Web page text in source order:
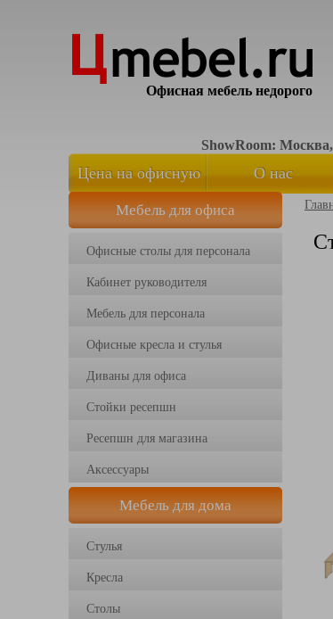
Офисная мебель недорого
ShowRoom:
Цена на офисную
мебель
О нас
Мебель для офиса
Офисные столы для персонала
Кабинет руководителя
Мебель для персонала
Офисные кресла и стулья
Диваны для офиса
Стойки ресепшн
Ресепшн для магазина
Аксессуары
Мебель для дома
Стулья
Кресла
Столы